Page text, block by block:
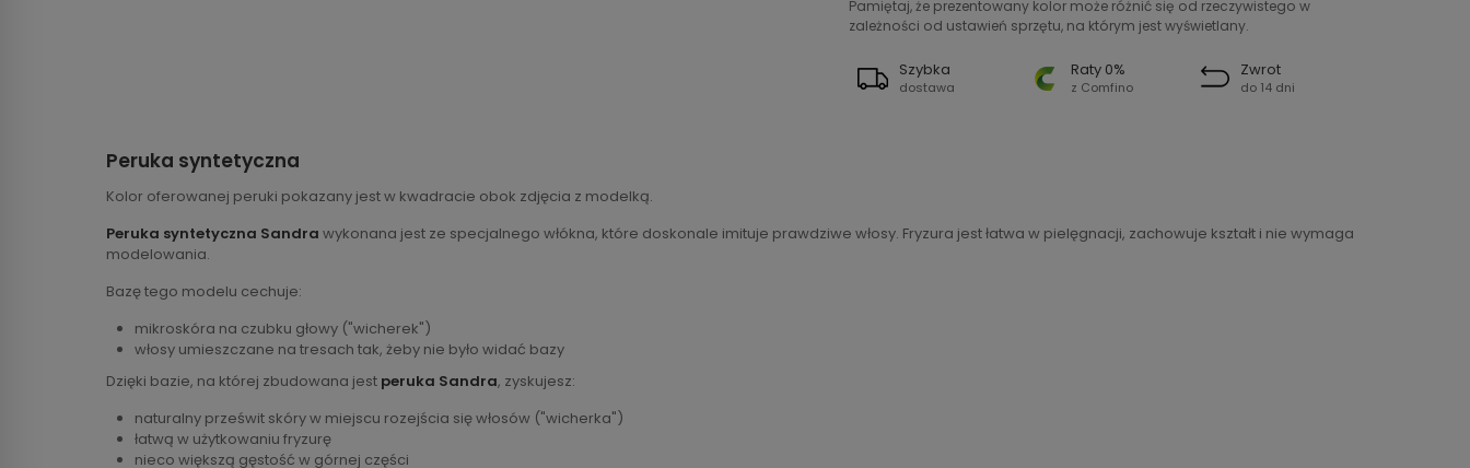
Pamiętaj, że prezentowany kolor może różnić się od rzeczywistego w
zależności od ustawień sprzętu, na którym jest wyświetlany.
Szybka
dostawa
Raty 0%
z Comfino
Zwrot
do 14 dni
Peruka syntetyczna
Kolor oferowanej peruki pokazany jest w kwadracie obok zdjęcia z modelką.
Peruka syntetyczna Sandra wykonana jest ze specjalnego włókna, które doskonale imituje prawdziwe włosy. Fryzura jest łatwa w pielęgnacji, zachowuje kształt i nie wymaga
modelowania.
Bazę tego modelu cechuje:
mikroskóra na czubku głowy ("wicherek")
włosy umieszczane na tresach tak, żeby nie było widać bazy
Dzięki bazie, na której zbudowana jest peruka Sandra, zyskujesz:
naturalny prześwit skóry w miejscu rozejścia się włosów ("wicherka")
łatwą w użytkowaniu fryzurę
nieco większą gęstość w górnej części